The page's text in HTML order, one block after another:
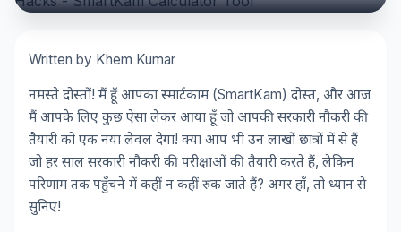
Written by Khem Kumar
नमस्ते दोस्तों! मैं हूँ आपका स्मार्टकाम (SmartKam) दोस्त, और आज
मैं आपके लिए कुछ ऐसा लेकर आया हूँ जो आपकी सरकारी नौकरी की
तैयारी को एक नया लेवल देगा! क्या आप भी उन लाखों छात्रों में से हैं
जो हर साल सरकारी नौकरी की परीक्षाओं की तैयारी करते हैं, लेकिन
परिणाम तक पहुँचने में कहीं न कहीं रुक जाते हैं? अगर हाँ, तो ध्यान से
सुनिए!